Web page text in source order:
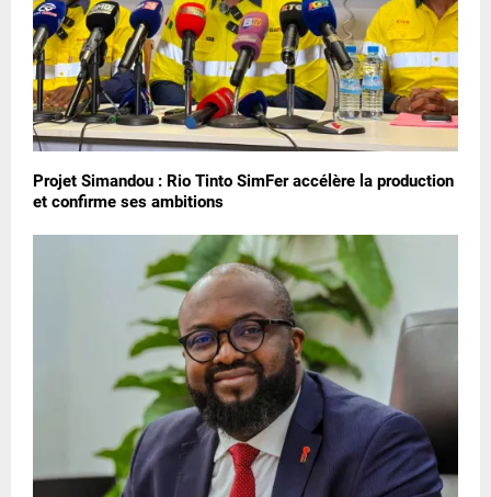
Projet Simandou : Rio Tinto SimFer accélère la production
et confirme ses ambitions